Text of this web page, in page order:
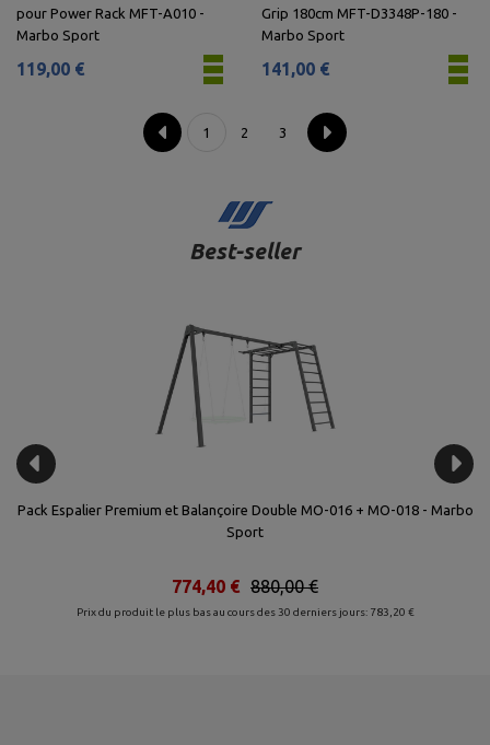
pour Power Rack MFT-A010 -
Marbo Sport
119,00 €
Grip 180cm MFT-D3348P-180 -
Marbo Sport
141,00 €
1 2 3
Best-seller
Pack Espalier Premium et Balançoire Double MO-016 + MO-018 - Marbo
Sport
Prix du produit le plus bas au cours des 30 derniers jours: 783,20 €
880,00 €
774,40 €